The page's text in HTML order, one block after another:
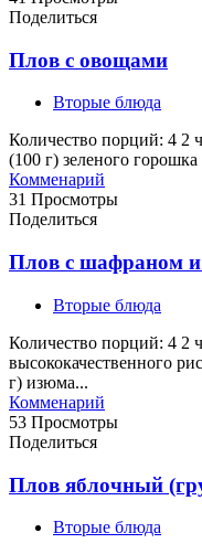
Поделиться
Плов с овощами
Вторые блюда
Количество порций: 4 2
(100 г) зеленого
Комменарий
31 Просмотры
Поделиться
Плов с шафраном
Вторые блюда
Количество порций: 4 2
высококачественного
г) изюма...
Комменарий
53 Просмотры
Поделиться
Плов яблочный
Вторые блюда